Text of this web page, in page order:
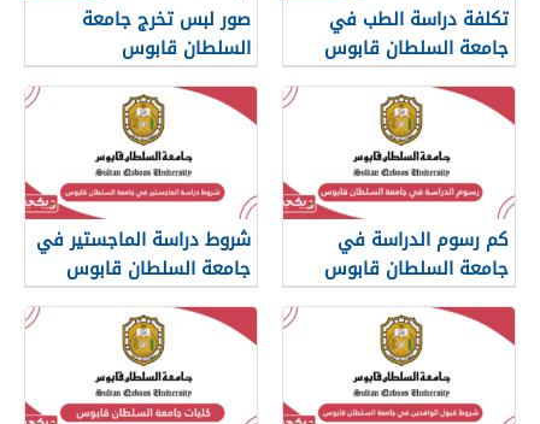
تكلفة دراسة الطب في
جامعة السلطان قابوس
2026
صور لبس تخرج جامعة
السلطان قابوس
كم رسوم الدراسة في
جامعة السلطان قابوس
2026
شروط دراسة الماجستير في
جامعة السلطان قابوس